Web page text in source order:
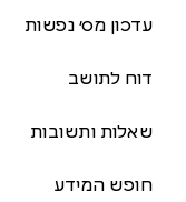
עדכון מס׳ נפשות
דוח לתושב
שאלות ותשובות
חופש המידע